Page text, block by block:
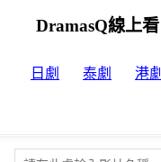
DramasQ線上看
日劇 泰劇 港劇